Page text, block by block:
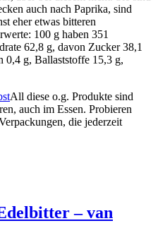
auch nach Paprika, sind
eher etwas bitteren
100 g haben 351
62,8 g, davon Zucker 38,1
0,4 g, Ballaststoffe 15,3 g,
All diese o.g. Produkte sind
auch im Essen. Probieren
die jederzeit
– van